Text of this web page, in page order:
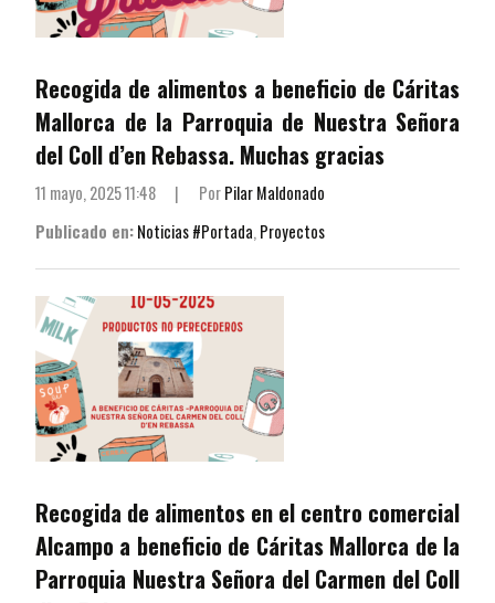
Recogida de alimentos a beneficio de Cáritas
Mallorca de la Parroquia de Nuestra Señora
del Coll d’en Rebassa. Muchas gracias
11 mayo, 2025 11:48 | PorPilar Maldonado
Publicado en:Noticias #Portada, Proyectos
Recogida de alimentos en el centro comercial
Alcampo a beneficio de Cáritas Mallorca de la
Parroquia Nuestra Señora del Carmen del Coll